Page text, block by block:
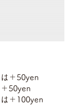
＋50yen
50yen
＋100yen